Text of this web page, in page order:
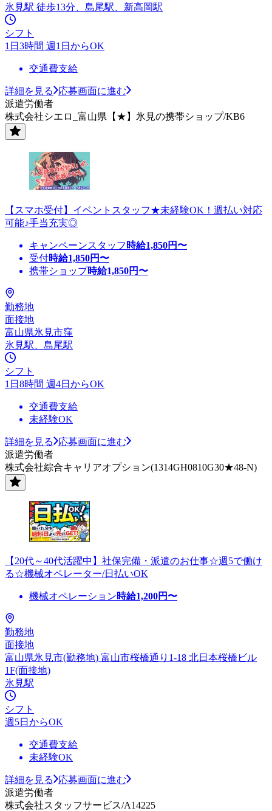
氷見駅 徒歩13分、島尾駅、新高岡駅
シフト
1日3時間 週1日からOK
交通費支給
詳細を見る
応募画面に進む
派遣労働者
株式会社シエロ_富山県【★】氷見の携帯ショップ/KB6
【スマホ受付】イベントスタッフ★未経験OK！週払い対応
可能♪手当充実◎
キャンペーンスタッフ 時給1,850円〜
受付時給1,850円〜
携帯ショップ時給1,850円〜
勤務地
面接地
富山県氷見市窪
氷見駅、島尾駅
シフト
1日8時間 週4日からOK
交通費支給
未経験OK
詳細を見る
応募画面に進む
派遣労働者
株式会社綜合キャリアオプション(1314GH0810G30★48-N)
【20代～40代活躍中】社保完備・派遣のお仕事☆週5で働け
る☆機械オペレーター/日払いOK
機械オペレーション時給1,200円〜
勤務地
面接地
富山県氷見市(勤務地) 富山市桜橋通り1-18 北日本桜橋ビル
1F(面接地)
氷見駅
シフト
週5日からOK
交通費支給
未経験OK
詳細を見る
応募画面に進む
派遣労働者
株式会社スタッフサービス/A14225